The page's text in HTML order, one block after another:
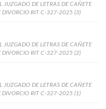
JUZGADO DE LETRAS DE CAÑETE
DIVORCIO RIT C-327-2025 (3)
JUZGADO DE LETRAS DE CAÑETE
DIVORCIO RIT C-327-2025 (2)
JUZGADO DE LETRAS DE CAÑETE
DIVORCIO RIT C-327-2025 (1)